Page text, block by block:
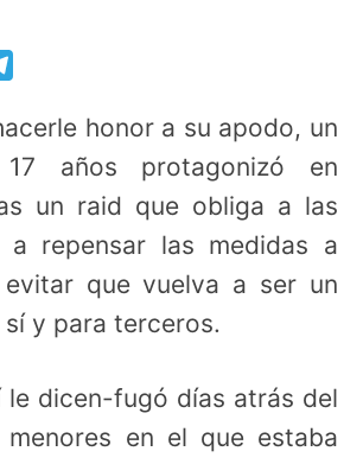
honor a su apodo, un
años protagonizó en
un raid que obliga a las
a repensar las medidas a
que vuelva a ser un
y para terceros.
le dicen-fugó días atrás del
en el que estaba